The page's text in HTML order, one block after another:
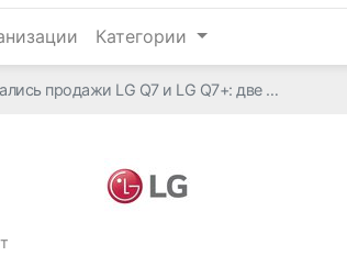
Категории
продажи LG Q7 и LG Q7+: две …